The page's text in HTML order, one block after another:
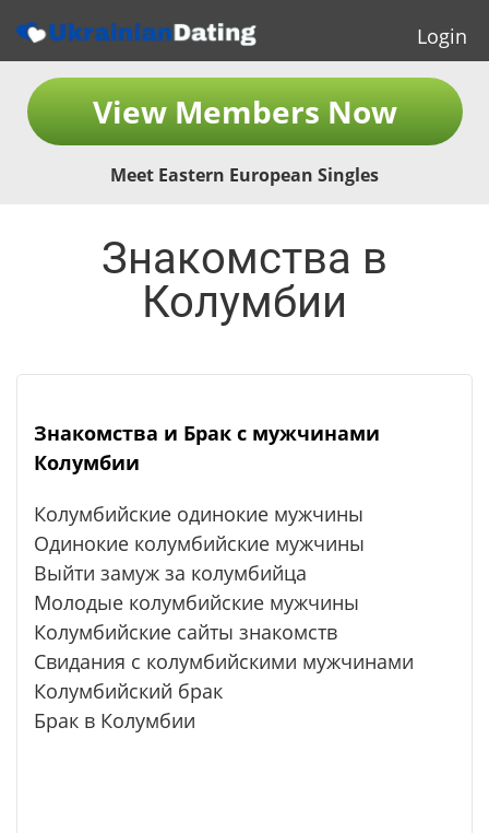
Login
View Members Now
Meet Eastern European Singles
Знакомства в
Колумбии
Знакомства и Брак с мужчинами
Колумбии
Колумбийские одинокие мужчины
Одинокие колумбийские мужчины
Выйти замуж за колумбийца
Молодые колумбийские мужчины
Колумбийские сайты знакомств
Свидания с колумбийскими мужчинами
Колумбийский брак
Брак в Колумбии